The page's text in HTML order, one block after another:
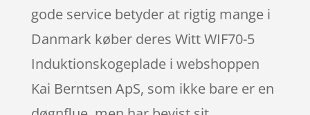
gode service betyder at rigtig mange i
Danmark køber deres Witt WIF70-5
Induktionskogeplade i webshoppen
Kai Berntsen ApS, som ikke bare er en